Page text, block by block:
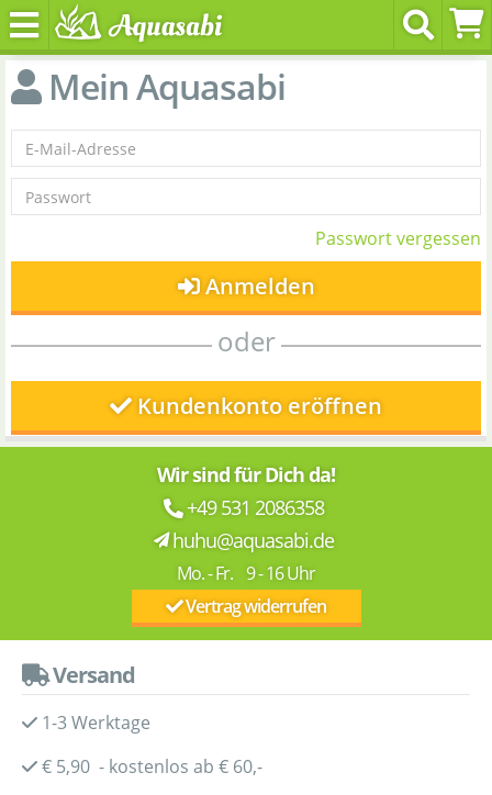
Mein Aquasabi
Passwort vergessen
Anmelden
oder
Kundenkonto eröffnen
Wir sind für Dich da!
+49 531 2086358
huhu@aquasabi.de
Mo. - Fr. 9 - 16 Uhr
Vertrag widerrufen
Versand
1-3 Werktage
€ 5,90 - kostenlos ab € 60,-